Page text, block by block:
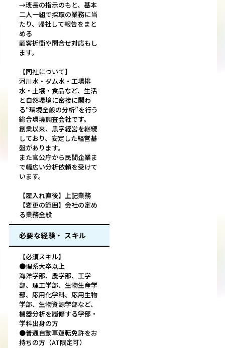
→班長の指示のもと、基本
二人一組で採取の業務に当
たり、帰社して報告をまと
める
顧客折衝や問合せ対応もし
ます。
【同社について】
河川水・ダム水・工場排
水・土壌・食品など、生活
と自然環境に密接に関わ
る“環境全般の分析”を行う
総合環境調査会社です。
創業以来、黒字経営を継続
しており、安定した経営基
盤があります。
また官公庁から民間企業ま
で幅広い分析依頼を受けて
います。
【雇入れ直後】上記業務
【変更の範囲】会社の定め
る業務全般
必要な経験・ スキル
【必須スキル】
●理系大卒以上
海洋学部、農学部、工学
部、理工学部、生物生産学
部、応用化学科、応用生物
学部、生物資源学部など、
機器分析を履修する学部・
学科出身の方
●普通自動車運転免許をお
持ちの方（AT限定可）